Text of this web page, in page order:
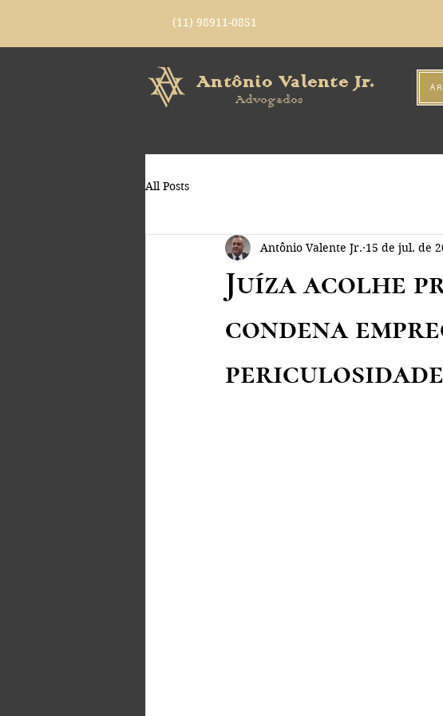
(11) 98911-0851
Antônio Valente Jr.
Advogados
All Posts
Juíza acolhe
condena
Antônio Valente Jr. 15 de jul. de